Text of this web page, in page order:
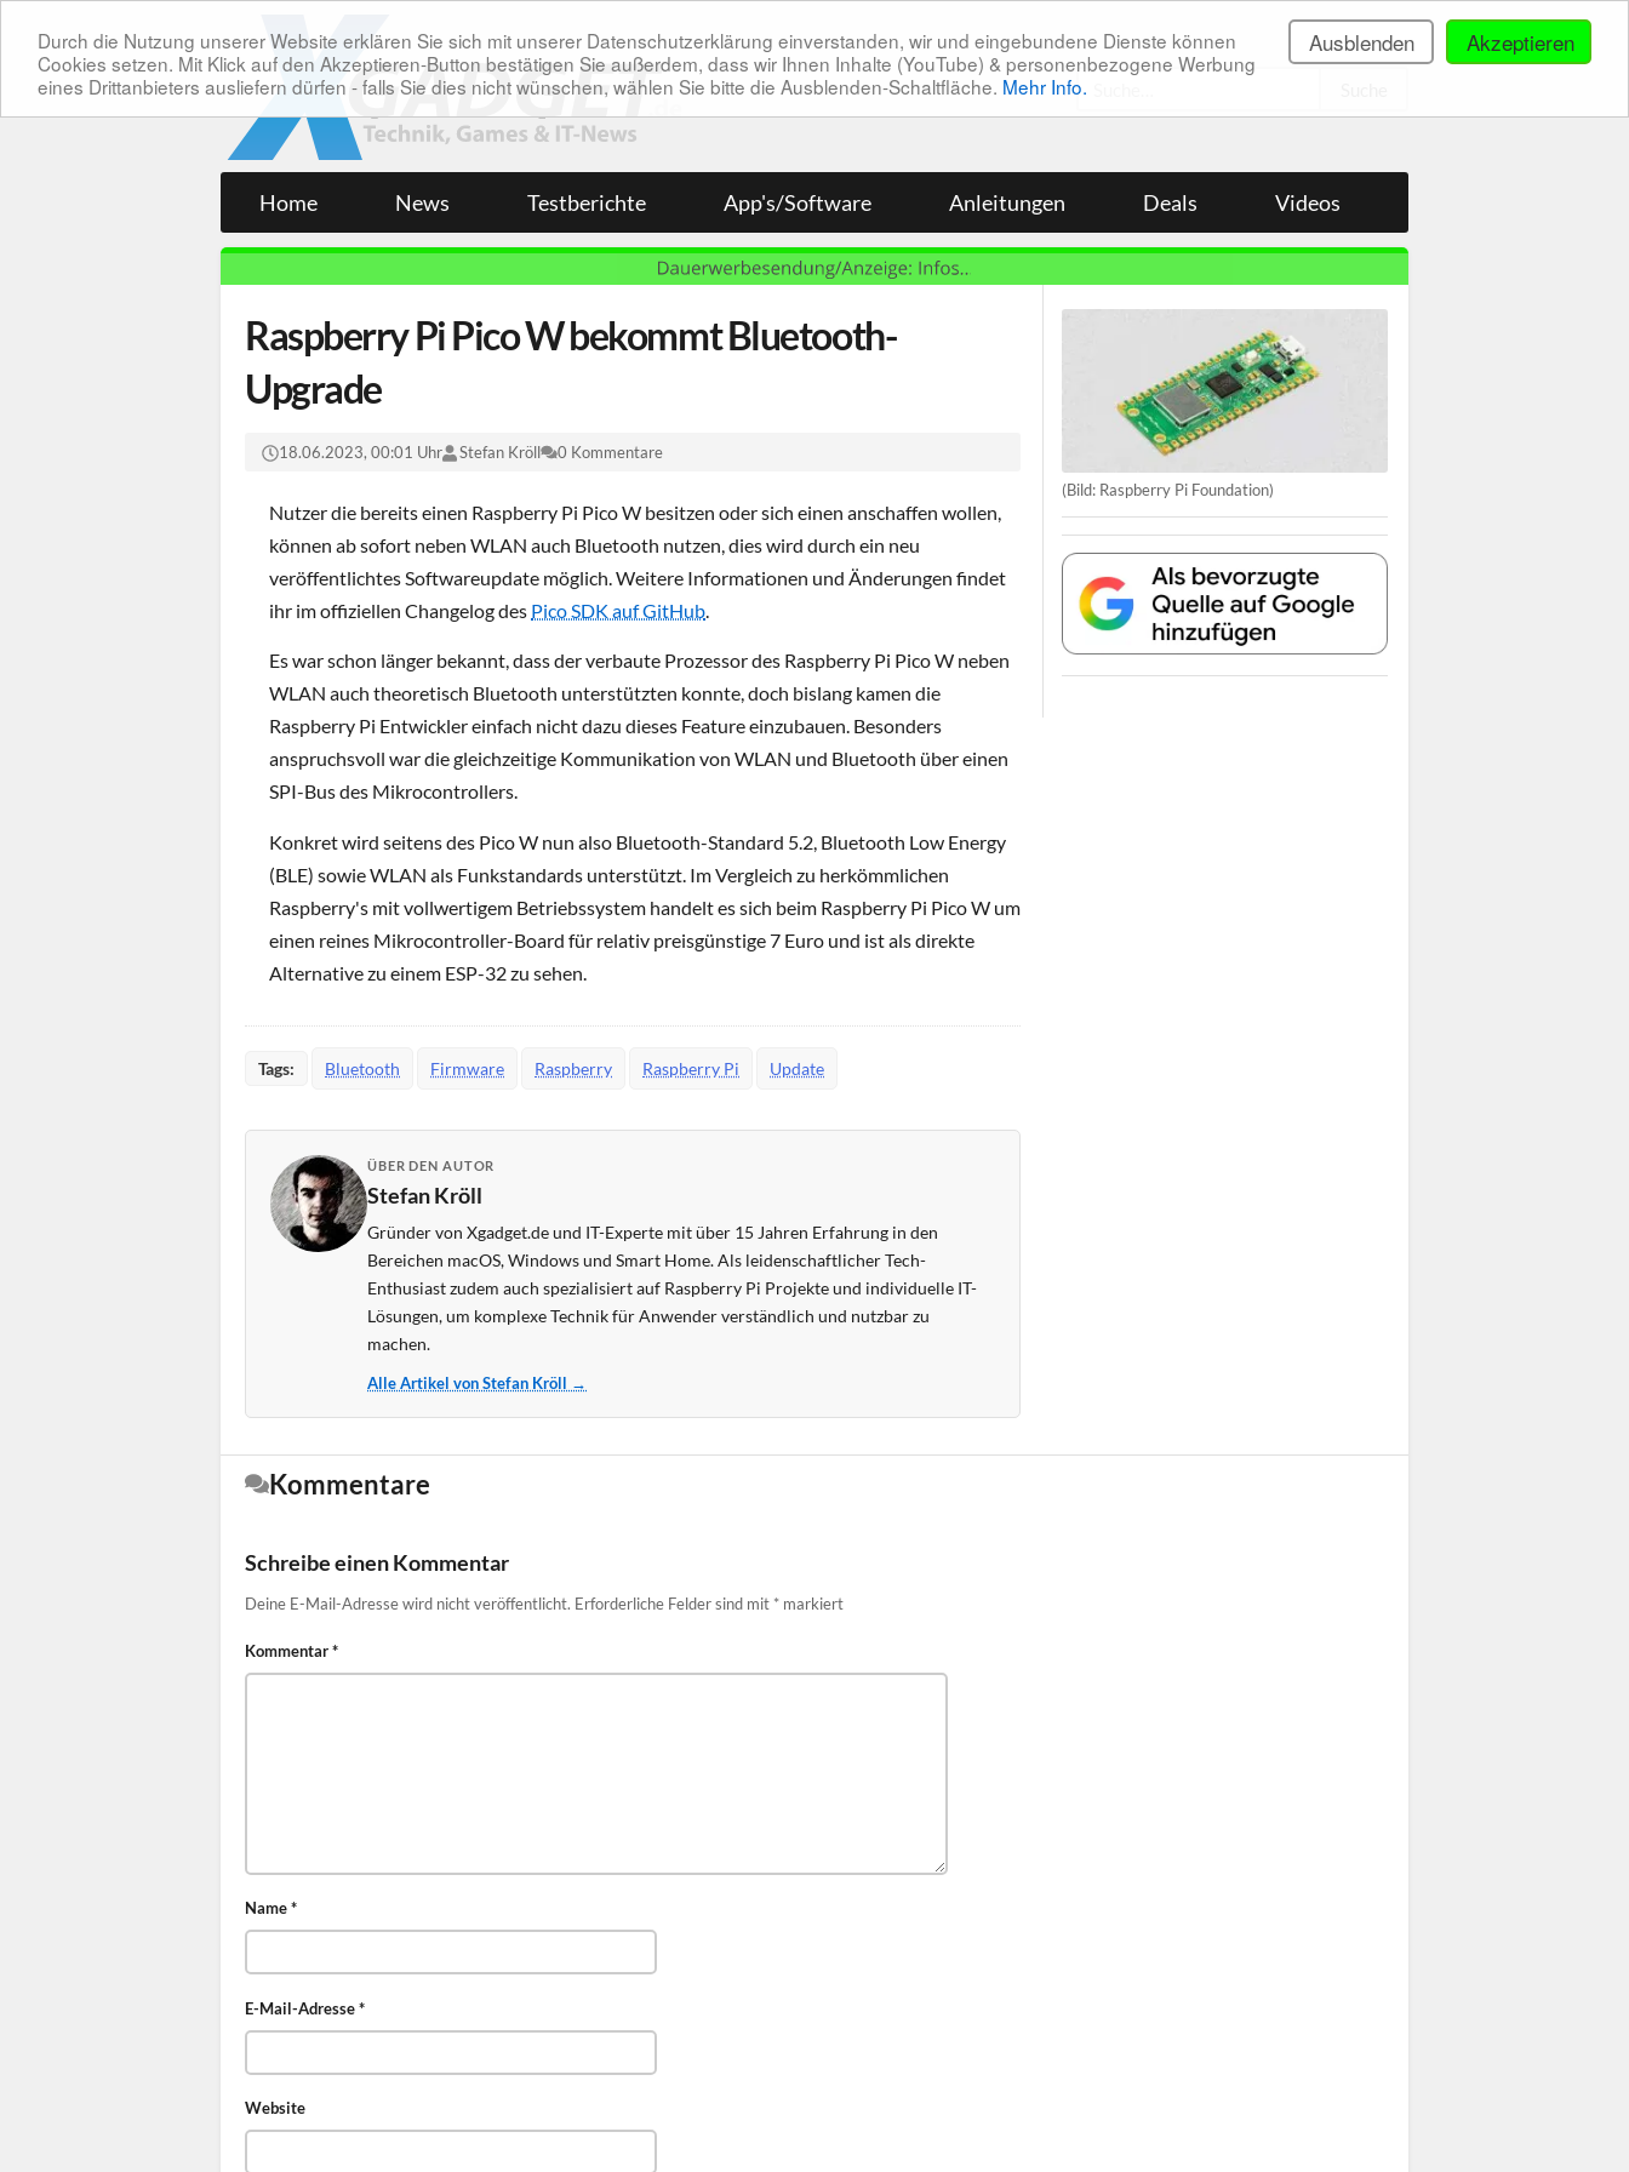
Akzeptieren
Ausblenden
Durch die Nutzung unserer Website erklären Sie sich mit unserer Datenschutzerklärung einverstanden, wir und eingebundene Dienste können
Cookies setzen. Mit Klick auf den Akzeptieren-Button bestätigen Sie außerdem, dass wir Ihnen Inhalte (YouTube) & personenbezogene Werbung
eines Drittanbieters ausliefern dürfen - falls Sie dies nicht wünschen, wählen Sie bitte die Ausblenden-Schaltfläche. Mehr Info.
Home News Testberichte App's/Software Anleitungen Deals Videos
Raspberry Pi Pico W bekommt Bluetooth-
Upgrade
18.06.2023, 00:01 Uhr Stefan Kröll 0 Kommentare
Nutzer die bereits einen Raspberry Pi Pico W besitzen oder sich einen anschaffen wollen,
können ab sofort neben WLAN auch Bluetooth nutzen, dies wird durch ein neu
veröffentlichtes Softwareupdate möglich. Weitere Informationen und Änderungen findet
ihr im offiziellen Changelog des Pico SDK auf GitHub.
Es war schon länger bekannt, dass der verbaute Prozessor des Raspberry Pi Pico W neben
WLAN auch theoretisch Bluetooth unterstützten konnte, doch bislang kamen die
Raspberry Pi Entwickler einfach nicht dazu dieses Feature einzubauen. Besonders
anspruchsvoll war die gleichzeitige Kommunikation von WLAN und Bluetooth über einen
SPI-Bus des Mikrocontrollers.
Konkret wird seitens des Pico W nun also Bluetooth-Standard 5.2, Bluetooth Low Energy
(BLE) sowie WLAN als Funkstandards unterstützt. Im Vergleich zu herkömmlichen
Raspberry's mit vollwertigem Betriebssystem handelt es sich beim Raspberry Pi Pico W um
einen reines Mikrocontroller-Board für relativ preisgünstige 7 Euro und ist als direkte
Alternative zu einem ESP-32 zu sehen.
Tags: Bluetooth Firmware Raspberry Raspberry Pi Update
ÜBER DEN AUTOR
Stefan Kröll
Gründer von Xgadget.de und IT-Experte mit über 15 Jahren Erfahrung in den
Bereichen macOS, Windows und Smart Home. Als leidenschaftlicher Tech-
Enthusiast zudem auch spezialisiert auf Raspberry Pi Projekte und individuelle IT-
Lösungen, um komplexe Technik für Anwender verständlich und nutzbar zu
machen.
Alle Artikel von Stefan Kröll →
(Bild: Raspberry Pi Foundation)
Kommentare
Schreibe einen Kommentar
Deine E-Mail-Adresse wird nicht veröffentlicht. Erforderliche Felder sind mit * markiert
Kommentar*
Name*
E-Mail-Adresse*
Website